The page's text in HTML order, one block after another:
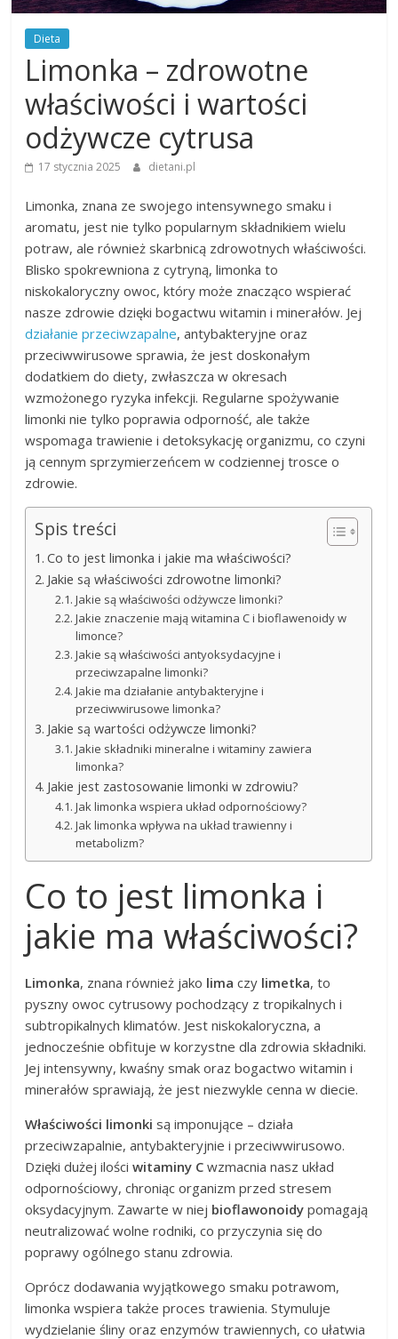
Dieta
Limonka – zdrowotne
właściwości i wartości
odżywcze cytrusa
17 stycznia 2025 dietani.pl
Limonka, znana ze swojego intensywnego smaku i
aromatu, jest nie tylko popularnym składnikiem wielu
potraw, ale również skarbnicą zdrowotnych właściwości.
Blisko spokrewniona z cytryną, limonka to
niskokaloryczny owoc, który może znacząco wspierać
nasze zdrowie dzięki bogactwu witamin i minerałów. Jej
działanie przeciwzapalne, antybakteryjne oraz
przeciwwirusowe sprawia, że jest doskonałym
dodatkiem do diety, zwłaszcza w okresach
wzmożonego ryzyka infekcji. Regularne spożywanie
limonki nie tylko poprawia odporność, ale także
wspomaga trawienie i detoksykację organizmu, co czyni
ją cennym sprzymierzeńcem w codziennej trosce o
zdrowie.
Spis treści
Co to jest limonka i jakie ma właściwości?
Jakie są właściwości zdrowotne limonki?
Jakie są właściwości odżywcze limonki?
Jakie znaczenie mają witamina C i bioflawenoidy w
limonce?
Jakie są właściwości antyoksydacyjne i
przeciwzapalne limonki?
Jakie ma działanie antybakteryjne i
przeciwwirusowe limonka?
Jakie są wartości odżywcze limonki?
Jakie składniki mineralne i witaminy zawiera
limonka?
Jakie jest zastosowanie limonki w zdrowiu?
Jak limonka wspiera układ odpornościowy?
Jak limonka wpływa na układ trawienny i
metabolizm?
Co to jest limonka i
jakie ma właściwości?
Limonka, znana również jako lima czy limetka, to
pyszny owoc cytrusowy pochodzący z tropikalnych i
subtropikalnych klimatów. Jest niskokaloryczna, a
jednocześnie obfituje w korzystne dla zdrowia składniki.
Jej intensywny, kwaśny smak oraz bogactwo witamin i
minerałów sprawiają, że jest niezwykle cenna w diecie.
Właściwości limonki są imponujące – działa
przeciwzapalnie, antybakteryjnie i przeciwwirusowo.
Dzięki dużej ilościwitaminy C wzmacnia nasz układ
odpornościowy, chroniąc organizm przed stresem
oksydacyjnym. Zawarte w niej bioflawonoidy pomagają
neutralizować wolne rodniki, co przyczynia się do
poprawy ogólnego stanu zdrowia.
Oprócz dodawania wyjątkowego smaku potrawom,
limonka wspiera także proces trawienia. Stymuluje
wydzielanie śliny oraz enzymów trawiennych, co ułatwia